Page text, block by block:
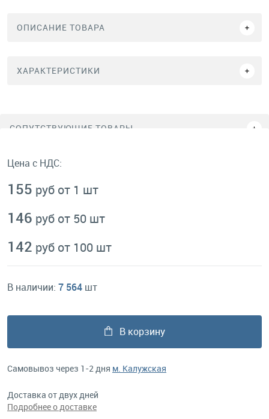
ОПИСАНИЕ ТОВАРА
ХАРАКТЕРИСТИКИ
СОПУТСТВУЮЩИЕ ТОВАРЫ
Цена с НДС:
155 руб от 1 шт
146 руб от 50 шт
142 руб от 100 шт
В наличии: 7 564 шт
В корзину
Самовывоз через 1-2 дня м. Калужская
Доставка от двух дней
Подробнее о доставке